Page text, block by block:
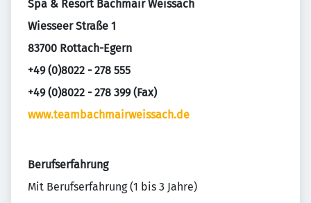
Spa & Resort Bachmair Weissach
Wiesseer Straße 1
83700 Rottach-Egern
+49 (0)8022 - 278 555
+49 (0)8022 - 278 399 (Fax)
www.teambachmairweissach.de
Berufserfahrung
Mit Berufserfahrung (1 bis 3 Jahre)